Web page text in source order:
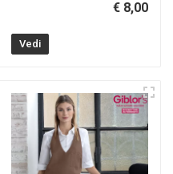
€ 8,00
Vedi